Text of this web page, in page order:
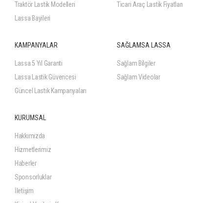
Traktör Lastik Modelleri
Lassa Bayileri
Ticari Araç Lastik Fiyatları
KAMPANYALAR
Lassa 5 Yıl Garanti
Lassa Lastik Güvencesi
Güncel Lastik Kampanyaları
SAĞLAMSA LASSA
Sağlam Bilgiler
Sağlam Videolar
KURUMSAL
Hakkımızda
Hizmetlerimiz
Haberler
Sponsorluklar
İletişim